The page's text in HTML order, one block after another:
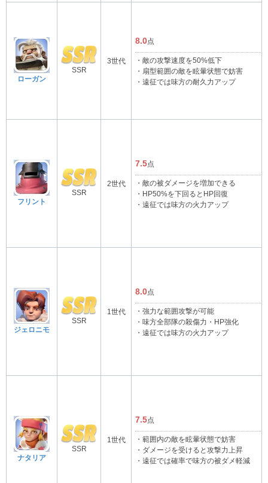
ローガン
SSR
3世代
8.0点
・敵の攻撃速度を50%低下
・扇型範囲の敵を眩暈状態で妨害
・遠征では味方の耐久力アップ
フリント
SSR
2世代
7.5点
・敵の被ダメージを増加できる
・HP50%を下回るとHP回復
・遠征では味方の火力アップ
ジェロニモ
SSR
1世代
8.0点
・強力な範囲攻撃が可能
・味方全部隊の殺傷力・HP強化
・遠征では味方の火力アップ
ナタリア
SSR
1世代
7.5点
・範囲内の敵を眩暈状態で妨害
・ダメージを受けると攻撃力上昇
・遠征では確率で味方の被ダメ軽減